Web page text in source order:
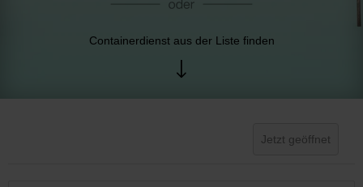
Containerdienst aus der Liste finden
Jetzt geöffnet